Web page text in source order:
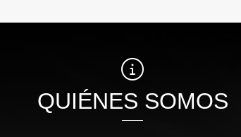
QUIÉNES SOMOS